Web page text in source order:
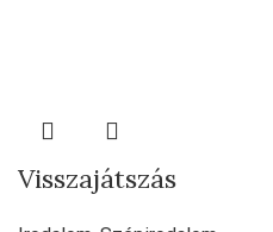
Visszajátszás